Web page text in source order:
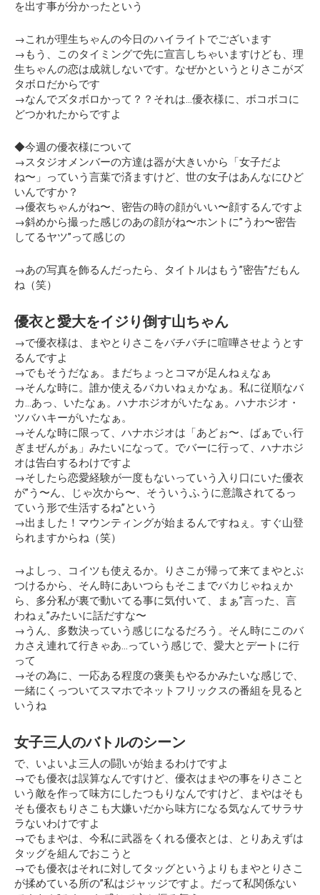
を出す事が分かった という
→これが理生ちゃんの今日のハイライトでございます
→もう、このタイミングで先に宣言しちゃいますけども、理
生ちゃんの恋は成就しないです。なぜかというと りさこがズ
タボロだからです
→なんでズタボロかって？？それは…優衣様に、ボコボコに
どつかれたからですよ
◆今週の優衣様について
→スタジオメンバーの方達は器が大きいから「女子だよ
ね〜」っていう言葉で済ますけど、 世の女子はあんなにひど
いんですか？
→優衣ちゃんがね〜、密告の時の顔がいい〜顔するんですよ
→斜めから撮った感じのあの顔がね〜ホントに”うわ〜密告
してるヤツ”って感じの
→あの写真を飾るんだったら、タイトルはもう”密告”だもん
ね（笑）
優衣と愛大をイジり倒す山ちゃん
→で優衣様は、まやとりさこをバチバチに喧嘩させようとす
るんですよ
→でもそうだなぁ。まだちょっとコマが足んねぇなぁ
→そんな時に。誰か使えるバカいねぇかなぁ。私に従順なバ
カ…あっ、いたなぁ。 ハナホジオがいたなぁ。ハナホジオ・
ツバハキーがいたなぁ。
→そんな時に限って、ハナホジオは「あどぉ〜、ばぁでぃ行
ぎまぜんがぁ」みたいになって。でバーに行って、ハナホジ
オは告白するわけですよ
→そしたら恋愛経験が一度もないっていう入り口にいた優衣
が”う〜ん、じゃ次から〜、そういうふうに意識されてるっ
ていう形で生活するね”という
→出ました！マウンティングが始まるんですねぇ。すぐ山登
られますからね（笑）
→よしっ、コイツも使えるか。りさこが帰って来てまやとぶ
つけるから、そん時にあいつらもそこまでバカじゃねぇか
ら、多分私が裏で動いてる事に気付いて、まぁ”言った、言
わねぇ”みたいに話だすな〜
→うん、多数決っていう感じになるだろう。そん時にこのバ
カさえ連れて行きゃあ…っていう感じで、愛大とデートに行
って
→その為に、一応ある程度の褒美もやるかみたいな感じで、
一緒にくっついてスマホでネットフリックスの番組を見ると
いうね
女子三人のバトルのシーン
で、いよいよ三人の闘いが始まるわけですよ
→でも優衣は誤算なんですけど、優衣はまやの事をりさこと
いう敵を作って味方にしたつもりなんですけど、まやはそも
そも優衣もりさこも大嫌いだから味方になる気なんてサラサ
ラないわけですよ
→でもまやは、今私に武器をくれる優衣とは、とりあえずは
タッグを組んでおこうと
→でも優衣はそれに対してタッグというよりもまやとりさこ
が揉めている所の”私はジャッジですよ。だって私関係ない